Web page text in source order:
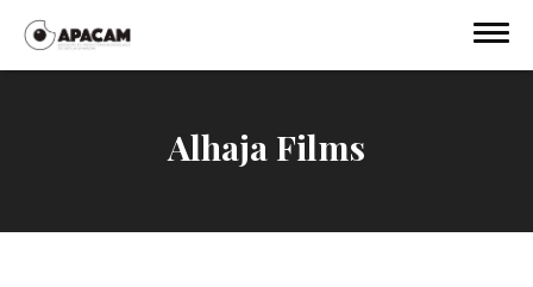
Alhaja Films